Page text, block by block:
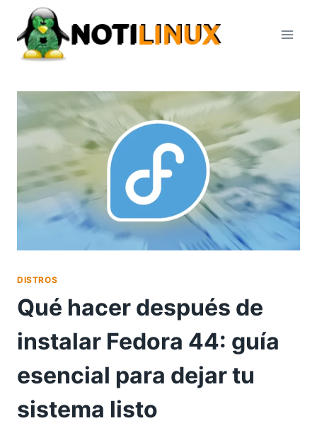
Saltar
contenido
DISTROS
Qué hacer después de
instalar Fedora 44: guía
esencial para dejar tu
sistema listo